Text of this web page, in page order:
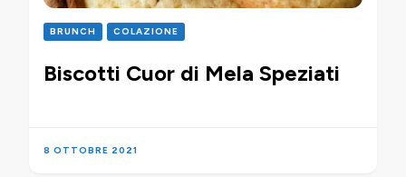
BRUNCH COLAZIONE
Biscotti Cuor di Mela Speziati
8 OTTOBRE 2021